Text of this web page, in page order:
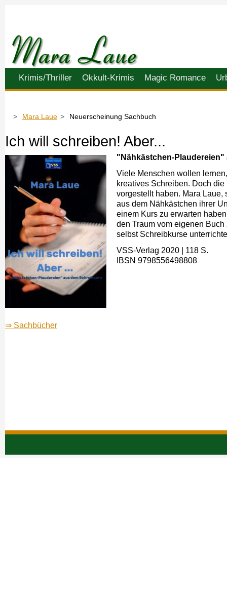
Navigation
überspringen
Krimis/Thriller Okkult-Krimis Magic Romance
Mara Laue Neuerscheinung Sachbuch
Ich will schreiben! Aber...
"Nähkästchen-
Viele Menschen wollen
kreatives Schreiben. Doch
vorgestellt haben. Mara
aus dem Nähkästchen ihrer
einem Kurs zu erwarten
den Traum vom eigenen
selbst Schreibkurse
VSS-Verlag 2020 | 118 S.
IBSN 9798556498808
⇒ Sachbücher